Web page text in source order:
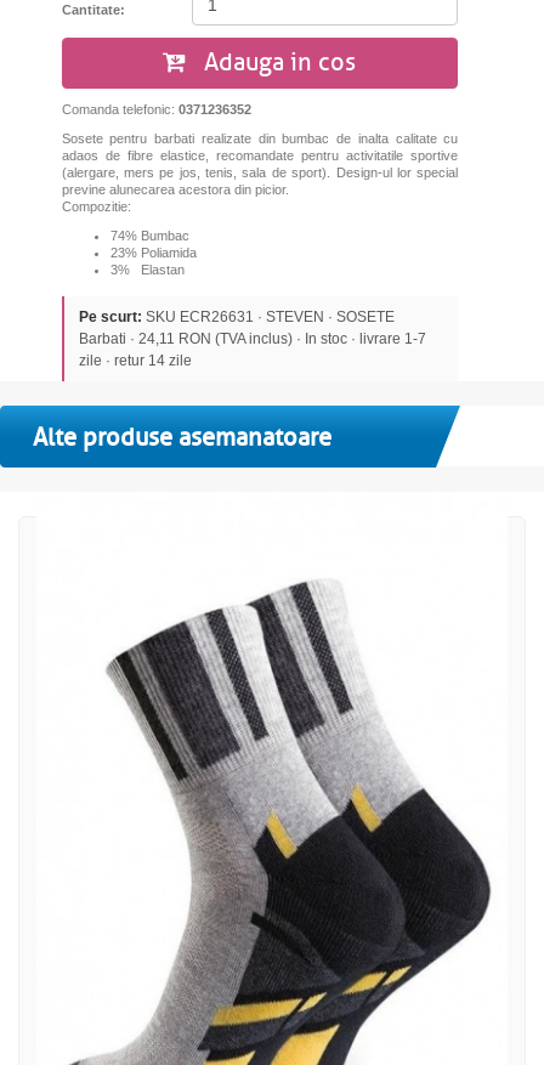
Cantitate:
Adauga in cos
Comanda telefonic: 0371236352
Sosete pentru barbati realizate din bumbac de inalta calitate cu
adaos de fibre elastice, recomandate pentru activitatile sportive
(alergare, mers pe jos, tenis, sala de sport). Design-ul lor special
previne alunecarea acestora din picior.
Compozitie:
74% Bumbac
23% Poliamida
3% Elastan
Pe scurt: SKU ECR26631 · STEVEN · SOSETE
Barbati · 24,11 RON (TVA inclus) · In stoc · livrare 1-7
zile · retur 14 zile
Alte produse asemanatoare